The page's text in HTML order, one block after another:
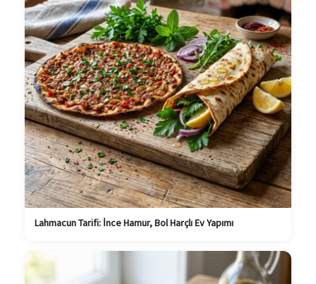
Lahmacun Tarifi: İnce Hamur, Bol Harçlı Ev Yapımı